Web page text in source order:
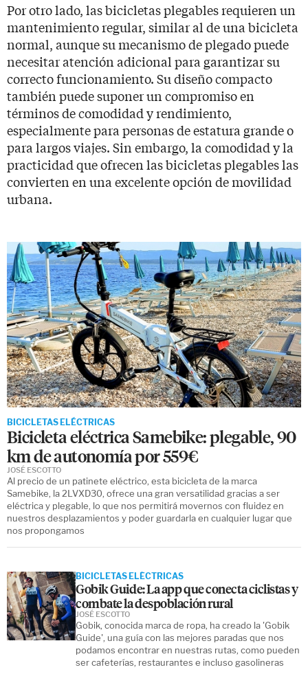
Por otro lado, las bicicletas plegables requieren un
mantenimiento regular, similar al de una bicicleta
normal, aunque su mecanismo de plegado puede
necesitar atención adicional para garantizar su
correcto funcionamiento. Su diseño compacto
también puede suponer un compromiso en
términos de comodidad y rendimiento,
especialmente para personas de estatura grande o
para largos viajes. Sin embargo, la comodidad y la
practicidad que ofrecen las bicicletas plegables las
convierten en una excelente opción de movilidad
urbana.
BICICLETAS ELÉCTRICAS
Bicicleta eléctrica Samebike: plegable, 90
km de autonomía por 559€
Al precio de un patinete eléctrico, esta bicicleta de la marca
Samebike, la 2LVXD30, ofrece una gran versatilidad gracias a ser
eléctrica y plegable, lo que nos permitirá movernos con fluidez en
nuestros desplazamientos y poder guardarla en cualquier lugar que
nos propongamos
JOSÉ ESCOTTO
BICICLETAS ELÉCTRICAS
Gobik Guide: La app que conecta ciclistas y
combate la despoblación rural
Gobik, conocida marca de ropa, ha creado la 'Gobik
Guide', una guía con las mejores paradas que nos
podamos encontrar en nuestras rutas, como pueden
ser cafeterías, restaurantes e incluso gasolineras
JOSÉ ESCOTTO